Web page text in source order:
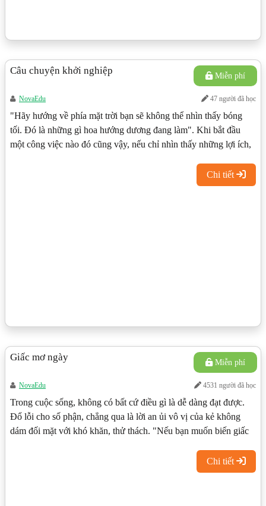
Miễn phí
Câu chuyện khởi nghiệp
NovaEdu 47 người đã học
"Hãy hướng về phía mặt trời bạn sẽ không thể nhìn thấy bóng
tối. Đó là những gì hoa hướng dương đang làm". Khi bắt đầu
một công việc nào đó cũng vậy, nếu chỉ nhìn thấy những lợi ích,
biết xác lập mục tiêu lâu dài thì bạn sẽ thấy được những khó
khăn là điều nhỏ bé so với vạch đích."Câu chuyện khởi nghiệp"
Chi tiết
Miễn phí
Giấc mơ ngày
NovaEdu 4531 người đã học
Trong cuộc sống, không có bất cứ điều gì là dễ dàng đạt được.
Đổ lỗi cho số phận, chẳng qua là lời an ủi vô vị của kẻ không
dám đối mặt với khó khăn, thử thách. "Nếu bạn muốn biến giấc
đó là thức dậy".Video dưới đây sẽ giúp chúng ta nhận thức rõ
hơn về khoảng cách giữa những điều viển vông đến những điều
Chi tiết